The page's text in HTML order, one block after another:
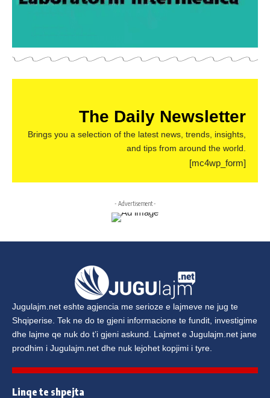
The Daily Newsletter
Brings you a selection of the latest news, trends, insights,
and tips from around the world.
[mc4wp_form]
- Advertisement -
Jugulajm.net eshte agjencia me serioze e lajmeve ne jug te
Shqiperise. Tek ne do te gjeni informacione te fundit, investigime
dhe lajme qe nuk do t’i gjeni askund. Lajmet e Jugulajm.net jane
prodhim i Jugulajm.net dhe nuk lejohet kopjimi i tyre.
Linqe te shpejta